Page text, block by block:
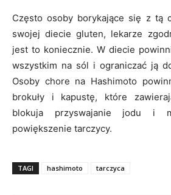
Często osoby borykające się z tą
swojej diecie gluten, lekarze
jest to koniecznie. W diecie
wszystkim na sól i ograniczać ją
Osoby chore na Hashimoto
brokuły i kapustę, które
blokuja przyswajanie jodu i
powiększenie tarczycy.
TAGI hashimoto tarczyca